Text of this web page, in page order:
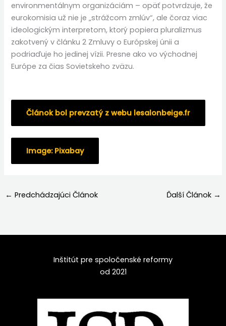
environmentálnym organizáciám – opäť potvrdzuje, že
eurokomisia už nie je „strážcom zmlúv“, ale čoraz viac
ideologickým interpretom, ktorý popiera pluralizmus
zakotvený v článku 2 Zmluvy o Európskej únii a
podriaďuje ho jedinej vízii. Presne ako vo východnej
Európe za čias Sovietskeho zväzu.
Článok bol prevzatý z webu lesalonbeige.fr
Image: Pixabay
← Predchádzajúci Článok Ďalší Článok →
Inštitút pre spoločenské reformy
od 2021